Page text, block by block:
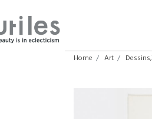
Home Art